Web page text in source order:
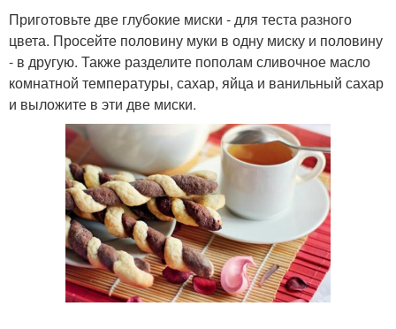
Приготовьте две глубокие миски - для теста разного
цвета. Просейте половину муки в одну миску и половину
- в другую. Также разделите пополам сливочное масло
комнатной температуры, сахар, яйца и ванильный сахар
и выложите в эти две миски.